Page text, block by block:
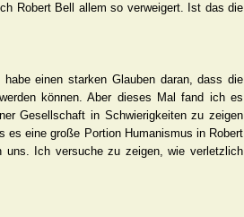
Robert Bell allem so verweigert. Ist das die
einen starken Glauben daran, dass die
können. Aber dieses Mal fand ich es
Gesellschaft in Schwierigkeiten zu zeigen
eine große Portion Humanismus in Robert
Ich versuche zu zeigen, wie verletzlich